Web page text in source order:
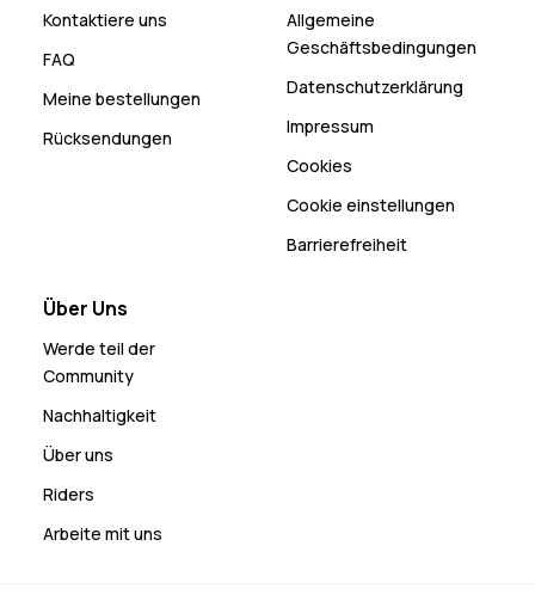
Kontaktiere uns
FAQ
Meine bestellungen
Rücksendungen
Allgemeine
Geschäftsbedingungen
Datenschutzerklärung
Impressum
Cookies
Cookie einstellungen
Barrierefreiheit
Über Uns
Werde teil der
Community
Nachhaltigkeit
Über uns
Riders
Arbeite mit uns